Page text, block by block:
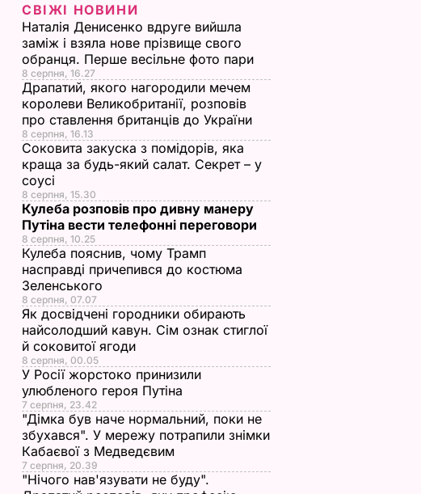
СВІЖІ НОВИНИ
Наталія Денисенко вдруге вийшла
заміж і взяла нове прізвище свого
обранця. Перше весільне фото пари
8 серпня, 16.27
Драпатий, якого нагородили мечем
королеви Великобританії, розповів
про ставлення британців до України
8 серпня, 16.13
Соковита закуска з помідорів, яка
краща за будь-який салат. Секрет – у
соусі
8 серпня, 15.30
Кулеба розповів про дивну манеру
Путіна вести телефонні переговори
8 серпня, 10.25
Кулеба пояснив, чому Трамп
насправді причепився до костюма
Зеленського
8 серпня, 07.07
Як досвідчені городники обирають
найсолодший кавун. Сім ознак стиглої
й соковитої ягоди
8 серпня, 00.05
У Росії жорстоко принизили
улюбленого героя Путіна
7 серпня, 23.42
"Дімка був наче нормальний, поки не
збухався". У мережу потрапили знімки
Кабаєвої з Медведєвим
7 серпня, 20.39
"Нічого нав'язувати не буду".